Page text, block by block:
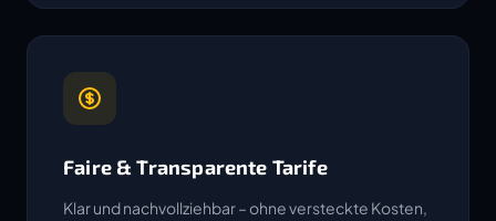
Faire & Transparente Tarife
Klar und nachvollziehbar – ohne versteckte Kosten,